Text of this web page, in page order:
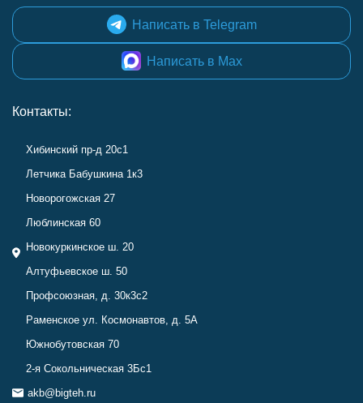
Написать в Telegram
Написать в Max
Контакты:
Хибинский пр-д 20с1
Летчика Бабушкина 1к3
Новорогожская 27
Люблинская 60
Новокуркинское ш. 20
Алтуфьевское ш. 50
Профсоюзная, д. 30к3с2
Раменское ул. Космонавтов, д. 5А
Южнобутовская 70
2-я Сокольническая 3Бс1
akb@bigteh.ru